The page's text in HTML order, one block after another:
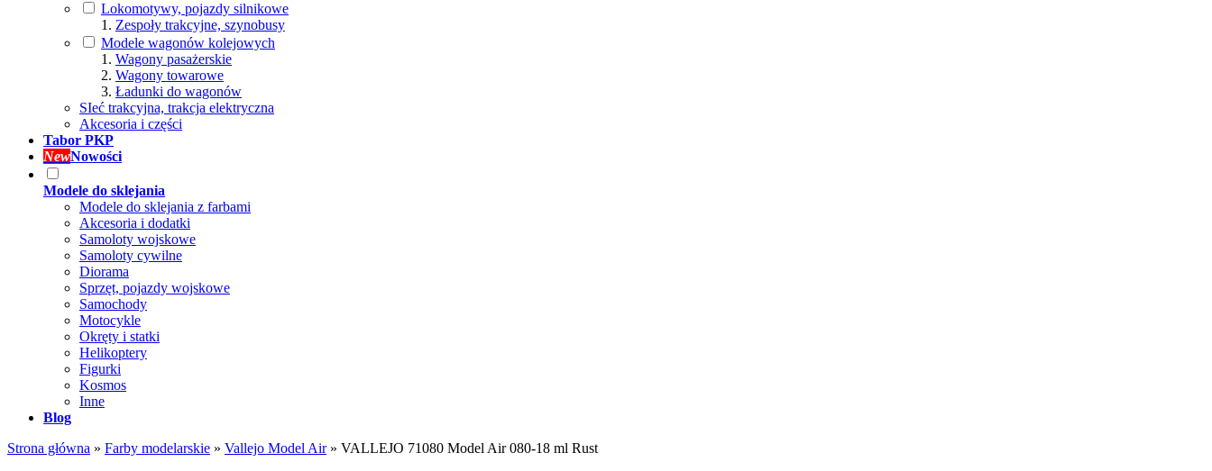
Lokomotywy, pojazdy silnikowe
Zespoły trakcyjne, szynobusy
Modele wagonów kolejowych
Wagony pasażerskie
Wagony towarowe
Ładunki do wagonów
SIeć trakcyjna, trakcja elektryczna
Akcesoria i części
Tabor PKP
NewNowości
Modele do sklejania
Modele do sklejania z farbami
Akcesoria i dodatki
Samoloty wojskowe
Samoloty cywilne
Diorama
Sprzęt, pojazdy wojskowe
Samochody
Motocykle
Okręty i statki
Helikoptery
Figurki
Kosmos
Inne
Blog
Strona główna » Farby modelarskie » Vallejo Model Air» VALLEJO 71080 Model Air 080-18 ml Rust